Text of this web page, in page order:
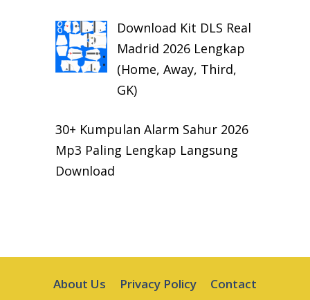
Download Kit DLS Real
Madrid 2026 Lengkap
(Home, Away, Third,
GK)
30+ Kumpulan Alarm Sahur 2026
Mp3 Paling Lengkap Langsung
Download
About Us Privacy Policy Contact